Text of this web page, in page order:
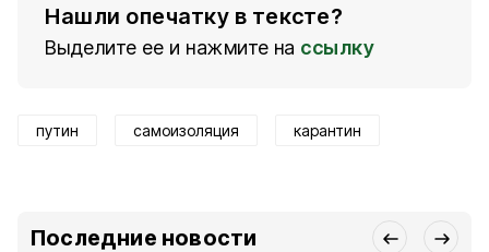
Нашли опечатку в тексте?
Выделите ее и нажмите на ссылку
путин самоизоляция карантин
Последние новости